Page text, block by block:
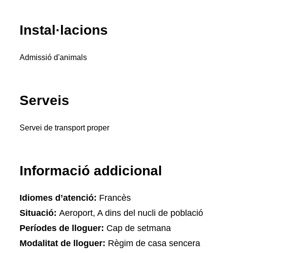
Instal·lacions
Admissió d'animals
Serveis
Servei de transport proper
Informació addicional
Idiomes d’atenció: Francès
Situació: Aeroport, A dins del nucli de població
Períodes de lloguer: Cap de setmana
Modalitat de lloguer: Règim de casa sencera